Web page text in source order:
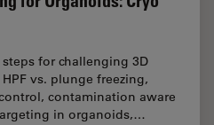
for challenging 3D
vs. plunge freezing,
contamination aware
in organoids,…